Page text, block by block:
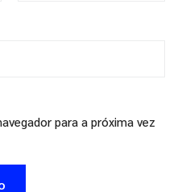
para a próxima vez